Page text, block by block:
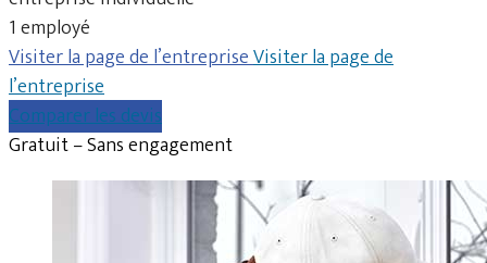
1 employé
Visiter la page de l’entrepriseVisiter la page de
l’entreprise
Comparer les devis
Gratuit – Sans engagement